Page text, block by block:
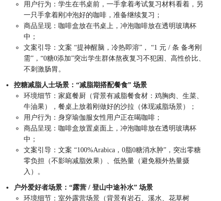
用户行为：学生在书桌前，一手拿着考试复习材料看着，另
一只手拿着刚冲泡好的咖啡，准备继续复习；
商品呈现：咖啡盒放在书桌上，冲泡咖啡放在透明玻璃杯
中；
文案引导：文案 “提神醒脑，冷热即溶”， “1 元 / 条 备考刚
需”，“0糖0添加”突出学生群体熬夜复习不犯困、高性价比、
不刺激肠胃。
控糖减脂人士场景：“减脂期搭配餐食” 场景
环境细节：家庭餐厨（背景有减脂餐食材：鸡胸肉、生菜、
牛油果），餐桌上放着刚做好的沙拉（体现减脂场景）；
用户行为：身穿瑜伽服女性用户正在喝咖啡；
商品呈现：咖啡盒放置桌面上，冲泡咖啡放在透明玻璃杯
中；
文案引导：文案 “100%Arabica，0脂0糖消水肿”，突出零糖
零负担（不影响减脂效果）、低热量（避免额外热量摄
入）。
户外爱好者场景：“露营 / 登山中途补水” 场景
环境细节：室外露营场景（背景有岩石、溪水、花草树